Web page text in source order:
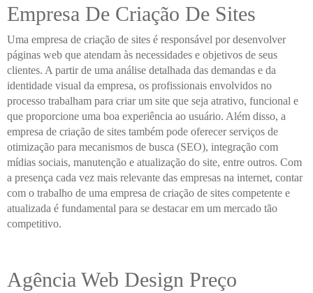
Empresa De Criação De Sites
Uma empresa de criação de sites é responsável por desenvolver
páginas web que atendam às necessidades e objetivos de seus
clientes. A partir de uma análise detalhada das demandas e da
identidade visual da empresa, os profissionais envolvidos no
processo trabalham para criar um site que seja atrativo, funcional e
que proporcione uma boa experiência ao usuário. Além disso, a
empresa de criação de sites também pode oferecer serviços de
otimização para mecanismos de busca (SEO), integração com
mídias sociais, manutenção e atualização do site, entre outros. Com
a presença cada vez mais relevante das empresas na internet, contar
com o trabalho de uma empresa de criação de sites competente e
atualizada é fundamental para se destacar em um mercado tão
competitivo.
Agência Web Design Preço